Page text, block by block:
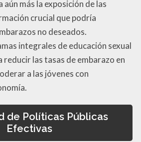
aún más la exposición de las
crucial que podría
no deseados.
integrales de educación sexual
reducir las tasas de embarazo en
a las jóvenes con
de Políticas Públicas
Efectivas